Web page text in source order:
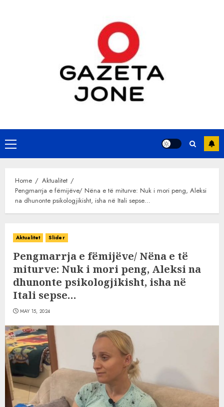
Primary
Menu
Home
Aktualitet
Pengmarrja e fëmijëve/ Nëna e të miturve: Nuk i mori peng, Aleksi
na dhunonte psikologjikisht, isha në Itali sepse…
Aktualitet Slider
Pengmarrja e fëmijëve/ Nëna e të
miturve: Nuk i mori peng, Aleksi na
dhunonte psikologjikisht, isha në
Itali sepse…
MAY 15, 2024